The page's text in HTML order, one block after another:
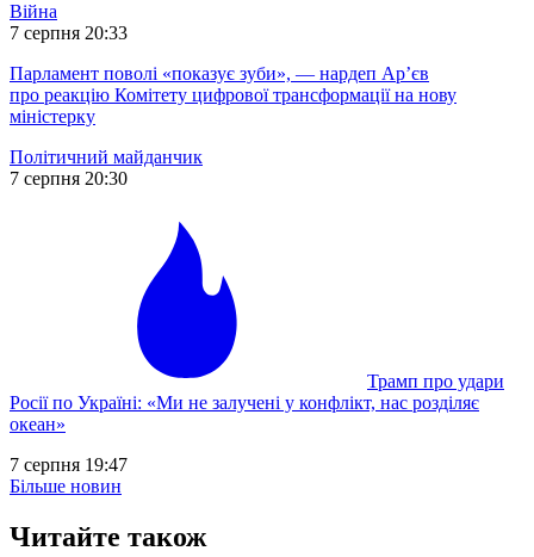
Війна
7 серпня 20:33
Парламент поволі «показує зуби», — нардеп Ар’єв
про реакцію Комітету цифрової трансформації на нову
міністерку
Політичний майданчик
7 серпня 20:30
Трамп про удари
Росії по Україні: «Ми не залучені у конфлікт, нас розділяє
океан»
7 серпня 19:47
Більше новин
Читайте також